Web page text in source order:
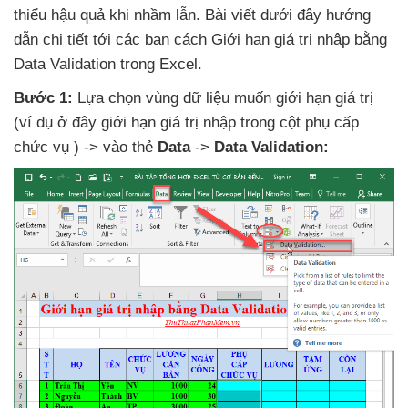
thiểu hậu quả khi nhầm lẫn. Bài viết dưới đây hướng
dẫn chi tiết tới các bạn cách Giới hạn giá trị nhập bằng
Data Validation trong Excel.
Bước 1: Lựa chọn vùng dữ liệu muốn giới hạn giá trị
(ví dụ ở đây giới hạn giá trị nhập trong cột phụ cấp
chức vụ ) -> vào thẻ Data -> Data Validation: